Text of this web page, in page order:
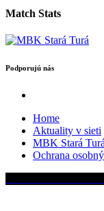
Match Stats
Podporujú nás
Home
Aktuality v sieti
MBK Stará Turá
Ochrana